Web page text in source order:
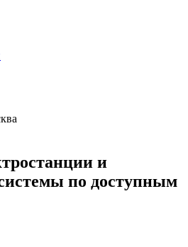
и
по доступным